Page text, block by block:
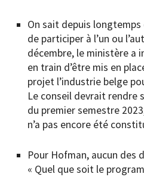
On sait depuis
de participer à l’un ou
décembre, le ministère a
en train d’être mis en
projet l’industrie belge
Le conseil devrait rendre
du premier semestre
n’a pas encore été
Pour Hofman, aucun des
« Quel que soit le